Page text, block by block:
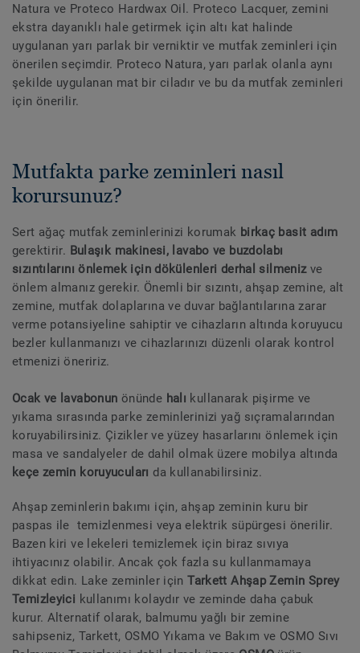
Natura ve Proteco Hardwax Oil. Proteco Lacquer, zemini
ekstra dayanıklı hale getirmek için altı kat halinde
uygulanan yarı parlak bir verniktir ve mutfak zeminleri için
önerilen seçimdir. Proteco Natura, yarı parlak olanla aynı
şekilde uygulanan mat bir ciladır ve bu da mutfak zeminleri
için önerilir.
Mutfakta parke zeminleri nasıl
korursunuz?
Sert ağaç mutfak zeminlerinizi korumak birkaç basit adım
gerektirir. Bulaşık makinesi, lavabo ve buzdolabı
sızıntılarını önlemek için dökülenleri derhal silmenizve
önlem almanız gerekir. Önemli bir sızıntı, ahşap zemine, alt
zemine, mutfak dolaplarına ve duvar bağlantılarına zarar
verme potansiyeline sahiptir ve cihazların altında koruyucu
bezler kullanmanızı ve cihazlarınızı düzenli olarak kontrol
etmenizi öneririz.
Ocak ve lavabonun önünde halı kullanarak pişirme ve
yıkama sırasında parke zeminlerinizi yağ sıçramalarından
koruyabilirsiniz. Çizikler ve yüzey hasarlarını önlemek için
masa ve sandalyeler de dahil olmak üzere mobilya altında
keçe zemin koruyucuları da kullanabilirsiniz.
Ahşap zeminlerin bakımı için, ahşap zeminin kuru bir
paspas ile temizlenmesi veya elektrik süpürgesi önerilir.
Bazen kiri ve lekeleri temizlemek için biraz sıvıya
ihtiyacınız olabilir. Ancak çok fazla su kullanmamaya
dikkat edin. Lake zeminler içinTarkett Ahşap Zemin Sprey
Temizleyici kullanımı kolaydır ve zeminde daha çabuk
kurur. Alternatif olarak, balmumu yağlı bir zemine
sahipseniz, Tarkett, OSMO Yıkama ve Bakım ve OSMO Sıvı